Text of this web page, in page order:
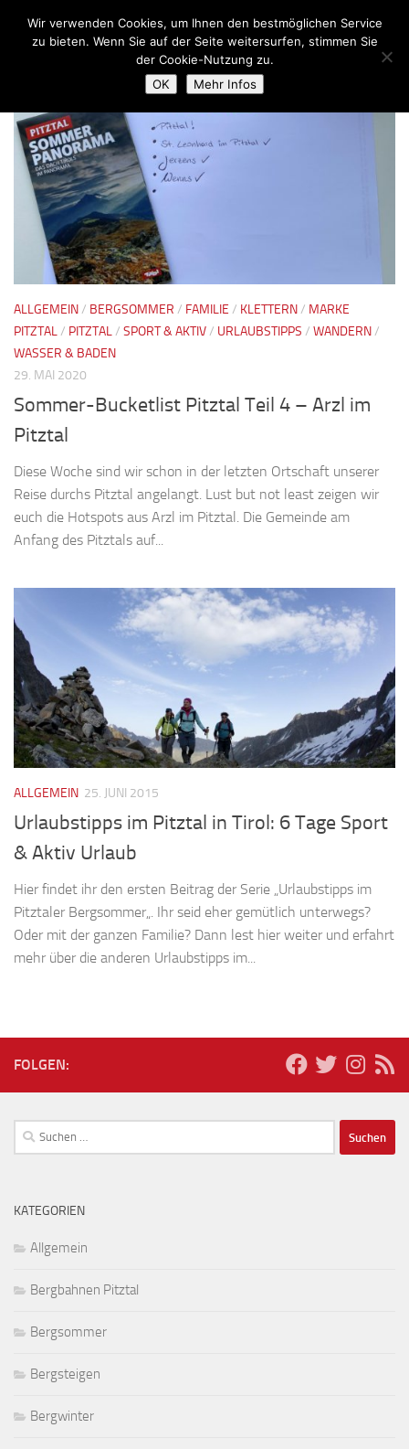
Zum Inhalt springen
KLETTERSTEIG
ALLGEMEIN/ BERGSOMMER / FAMILIE / KLETTERN/ MARKE
PITZTAL/ PITZTAL/ SPORT & AKTIV/ URLAUBSTIPPS / WANDERN/
WASSER & BADEN
29. MAI 2020
Sommer-Bucketlist Pitztal Teil 4 – Arzl im
Pitztal
Diese Woche sind wir schon in der letzten Ortschaft unserer
Reise durchs Pitztal angelangt. Lust but not least zeigen wir
euch die Hotspots aus Arzl im Pitztal. Die Gemeinde am
Anfang des Pitztals auf...
ALLGEMEIN 25. JUNI 2015
Urlaubstipps im Pitztal in Tirol: 6 Tage Sport
& Aktiv Urlaub
Hier findet ihr den ersten Beitrag der Serie „Urlaubstipps im
Pitztaler Bergsommer„. Ihr seid eher gemütlich unterwegs?
Oder mit der ganzen Familie? Dann lest hier weiter und erfahrt
mehr über die anderen Urlaubstipps im...
FOLGEN:
Suchen
nach:
KATEGORIEN
Allgemein
Bergbahnen Pitztal
Bergsommer
Bergsteigen
Bergwinter
Wir verwenden Cookies, um Ihnen den bestmöglichen Service
zu bieten. Wenn Sie auf der Seite weitersurfen, stimmen Sie
der Cookie-Nutzung zu.
OK
Mehr Infos